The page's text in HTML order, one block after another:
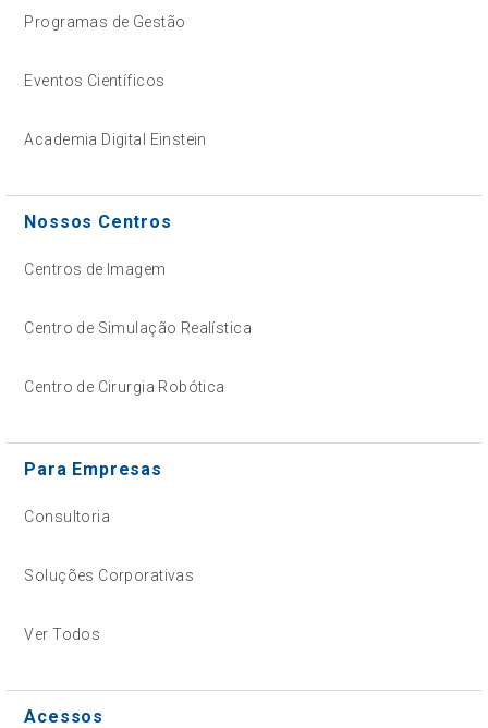
Programas de Gestão
Eventos Científicos
Academia Digital Einstein
Nossos Centros
Centros de Imagem
Centro de Simulação Realística
Centro de Cirurgia Robótica
Para Empresas
Consultoria
Soluções Corporativas
Ver Todos
Acessos